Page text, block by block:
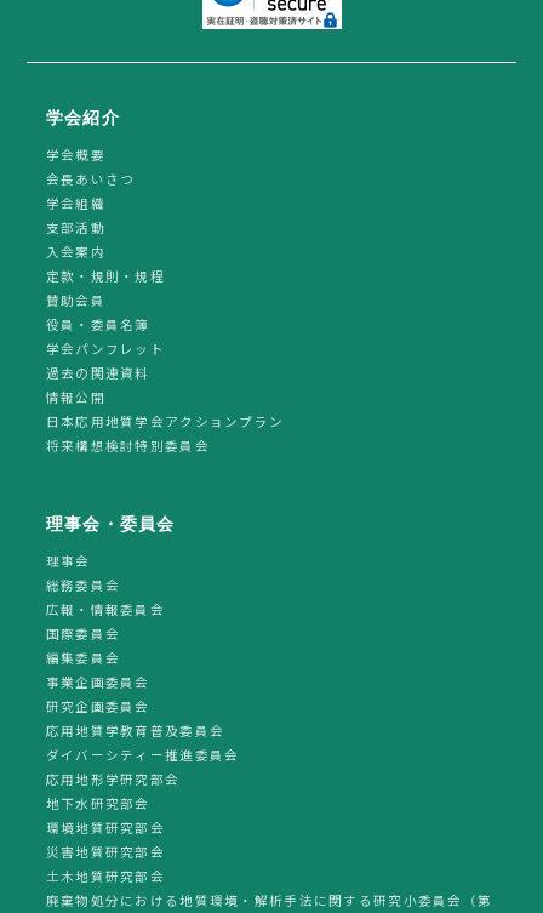
学会紹介
学会概要
会長あいさつ
学会組織
支部活動
入会案内
定款・規則・規程
賛助会員
役員・委員名簿
学会パンフレット
過去の関連資料
情報公開
日本応用地質学会アクションプラン
将来構想検討特別委員会
理事会・委員会
理事会
総務委員会
広報・情報委員会
国際委員会
編集委員会
事業企画委員会
研究企画委員会
応用地質学教育普及委員会
ダイバーシティー推進委員会
応用地形学研究部会
地下水研究部会
環境地質研究部会
災害地質研究部会
土木地質研究部会
廃棄物処分における地質環境・解析手法に関する研究小委員会（第